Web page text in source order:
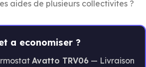
aides de plusieurs collectivites ?
a economiser ?
Avatto TRV06— Livraison